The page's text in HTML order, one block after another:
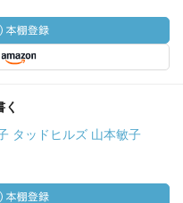
タッドヒルズ 山本敏子